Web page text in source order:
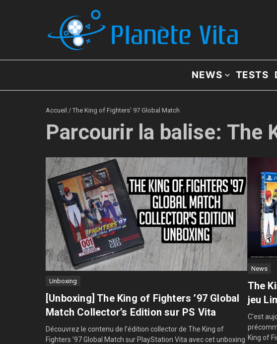
NEWS TESTS
Accueil / The King of Fighters' 97 Global Match
Parcourir la balise: The
Unboxing
[Unboxing] The King of Fighters ’97 Global
Match Collector’s Edition sur PS Vita
Découvrez le contenu de l’édition collector de The King of
Fighters ’97 Global Match sur PlayStation Vita avec cet unboxing
News
The
jeu
C’est
King of